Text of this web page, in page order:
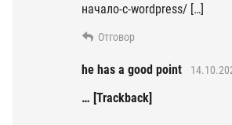
начало-с-wordpress/ […]
Отговор
he has a good point
… [Trackback]